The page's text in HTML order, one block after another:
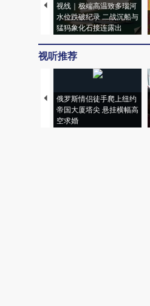
视线｜极端高温致多瑙河
水位跌破纪录 二战沉船与
猛犸象化石接连露出
视听推荐
俄罗斯情侣徒手爬上纽约
帝国大厦塔尖 悬挂横幅高
空求婚